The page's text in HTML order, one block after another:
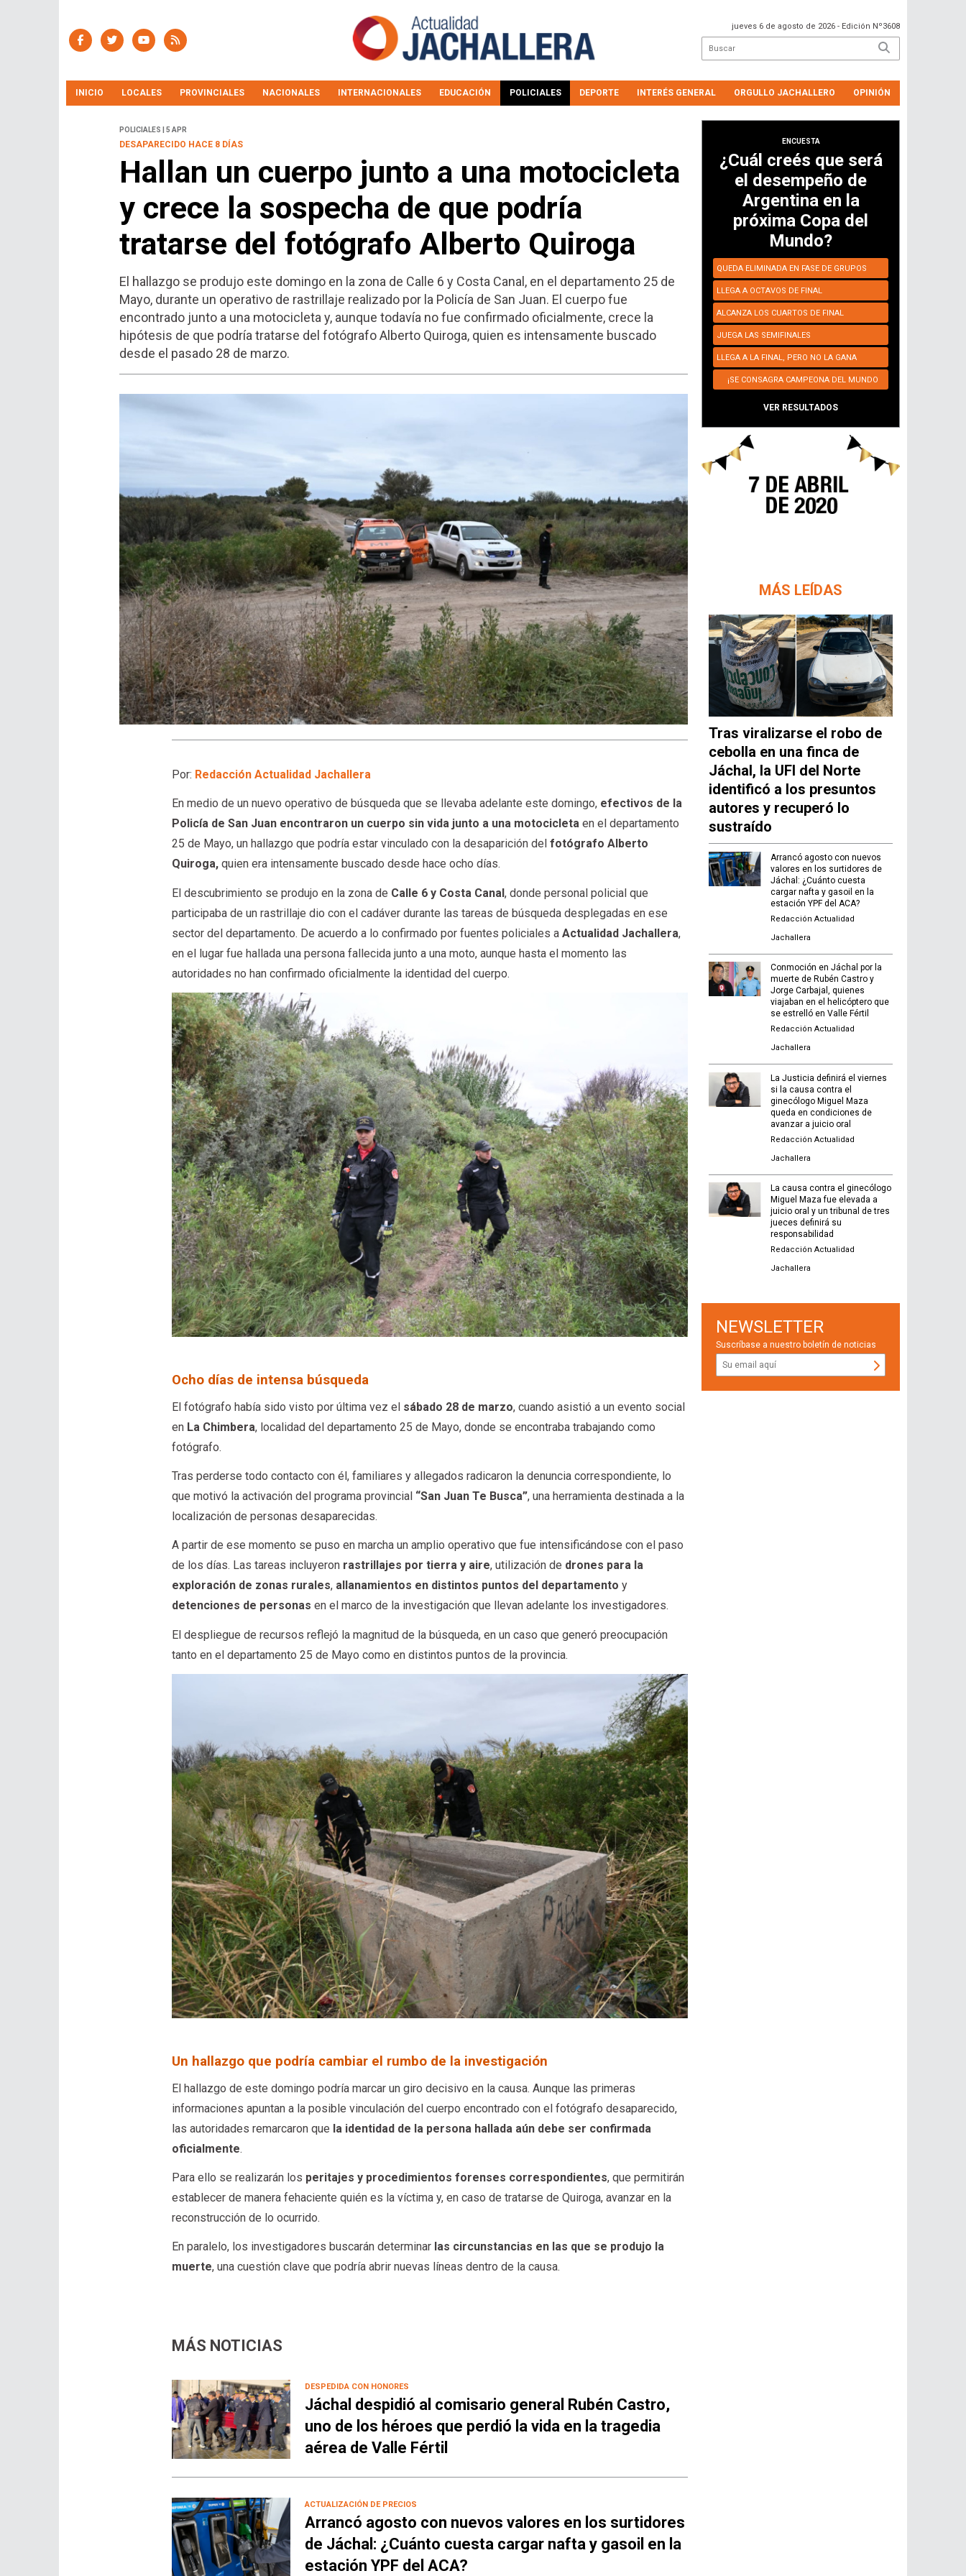
jueves 6 de agosto de 2026 - Edición Nº3608
INICIO LOCALES PROVINCIALES NACIONALES INTERNACIONALES EDUCACIÓN POLICIALES DEPORTE INTERÉS GENERAL ORGULLO JACHALLERO OPINIÓN
POLICIALES | 5 APR
DESAPARECIDO HACE 8 DÍAS
Hallan un cuerpo junto a una motocicleta
y crece la sospecha de que podría
tratarse del fotógrafo Alberto Quiroga
El hallazgo se produjo este domingo en la zona de Calle 6 y Costa Canal, en el departamento 25 de
Mayo, durante un operativo de rastrillaje realizado por la Policía de San Juan. El cuerpo fue
encontrado junto a una motocicleta y, aunque todavía no fue confirmado oficialmente, crece la
hipótesis de que podría tratarse del fotógrafo Alberto Quiroga, quien es intensamente buscado
desde el pasado 28 de marzo.
Por: Redacción Actualidad Jachallera
En medio de un nuevo operativo de búsqueda que se llevaba adelante este domingo, efectivos de la
Policía de San Juan encontraron un cuerpo sin vida junto a una motocicletaen el departamento
25 de Mayo, un hallazgo que podría estar vinculado con la desaparición delfotógrafo Alberto
Quiroga, quien era intensamente buscado desde hace ocho días.
El descubrimiento se produjo en la zona de Calle 6 y Costa Canal, donde personal policial que
participaba de un rastrillaje dio con el cadáver durante las tareas de búsqueda desplegadas en ese
sector del departamento. De acuerdo a lo confirmado por fuentes policiales aActualidad Jachallera,
en el lugar fue hallada una persona fallecida junto a una moto, aunque hasta el momento las
autoridades no han confirmado oficialmente la identidad del cuerpo.
Ocho días de intensa búsqueda
El fotógrafo había sido visto por última vez el sábado 28 de marzo, cuando asistió a un evento social
en La Chimbera, localidad del departamento 25 de Mayo, donde se encontraba trabajando como
fotógrafo.
Tras perderse todo contacto con él, familiares y allegados radicaron la denuncia correspondiente, lo
que motivó la activación del programa provincial “San Juan Te Busca”, una herramienta destinada a la
localización de personas desaparecidas.
A partir de ese momento se puso en marcha un amplio operativo que fue intensificándose con el paso
de los días. Las tareas incluyeron rastrillajes por tierra y aire, utilización de drones para la
exploración de zonas rurales, allanamientos en distintos puntos del departamento y
detenciones de personas en el marco de la investigación que llevan adelante los investigadores.
El despliegue de recursos reflejó la magnitud de la búsqueda, en un caso que generó preocupación
tanto en el departamento 25 de Mayo como en distintos puntos de la provincia.
Un hallazgo que podría cambiar el rumbo de la investigación
El hallazgo de este domingo podría marcar un giro decisivo en la causa. Aunque las primeras
informaciones apuntan a la posible vinculación del cuerpo encontrado con el fotógrafo desaparecido,
las autoridades remarcaron que la identidad de la persona hallada aún debe ser confirmada
oficialmente.
Para ello se realizarán los peritajes y procedimientos forenses correspondientes, que permitirán
establecer de manera fehaciente quién es la víctima y, en caso de tratarse de Quiroga, avanzar en la
reconstrucción de lo ocurrido.
En paralelo, los investigadores buscarán determinar las circunstancias en las que se produjo la
muerte, una cuestión clave que podría abrir nuevas líneas dentro de la causa.
MÁS NOTICIAS
DESPEDIDA CON HONORES
Jáchal despidió al comisario general Rubén Castro,
uno de los héroes que perdió la vida en la tragedia
aérea de Valle Fértil
ACTUALIZACIÓN DE PRECIOS
Arrancó agosto con nuevos valores en los surtidores
de Jáchal: ¿Cuánto cuesta cargar nafta y gasoil en la
estación YPF del ACA?
ENCUESTA
¿Cuál creés que será
el desempeño de
Argentina en la
próxima Copa del
Mundo?
QUEDA ELIMINADA EN FASE DE GRUPOS
LLEGA A OCTAVOS DE FINAL
ALCANZA LOS CUARTOS DE FINAL
JUEGA LAS SEMIFINALES
LLEGA A LA FINAL, PERO NO LA GANA
¡SE CONSAGRA CAMPEONA DEL MUNDO
VER RESULTADOS
MÁS LEÍDAS
Tras viralizarse el robo de
cebolla en una finca de
Jáchal, la UFI del Norte
identificó a los presuntos
autores y recuperó lo
sustraído
Arrancó agosto con nuevos
valores en los surtidores de
Jáchal: ¿Cuánto cuesta
cargar nafta y gasoil en la
estación YPF del ACA?
Redacción Actualidad
Jachallera
Conmoción en Jáchal por la
muerte de Rubén Castro y
Jorge Carbajal, quienes
viajaban en el helicóptero que
se estrelló en Valle Fértil
Redacción Actualidad
Jachallera
La Justicia definirá el viernes
si la causa contra el
ginecólogo Miguel Maza
queda en condiciones de
avanzar a juicio oral
Redacción Actualidad
Jachallera
La causa contra el ginecólogo
Miguel Maza fue elevada a
juicio oral y un tribunal de tres
jueces definirá su
responsabilidad
Redacción Actualidad
Jachallera
NEWSLETTER
Suscríbase a nuestro boletín de noticias